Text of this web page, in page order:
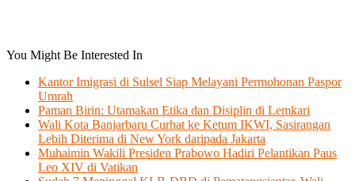
You Might Be Interested In
Kantor Imigrasi di Sulsel Siap Melayani Permohonan Paspor
Umrah
Paman Birin: Utamakan Etika dan Disiplin di Lemkari
Wali Kota Banjarbaru Curhat ke Ketum IKWI, Sasirangan
Lebih Diterima di New York daripada Jakarta
Muhaimin Wakili Presiden Prabowo Hadiri Pelantikan Paus
Leo XIV di Vatikan